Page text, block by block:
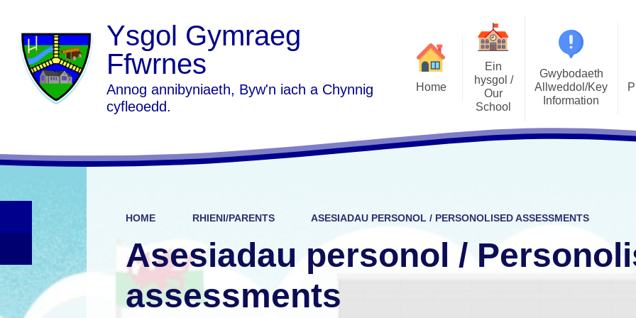
Ysgol Gymraeg
Ffwrnes
Annog annibyniaeth, Byw'n iach a Chynnig
cyfleoedd.
Home
Ein
hysgol /
Our
School
Croeso/Welcome
and Vision
Gwybodaeth
Allweddol/Key
Information
Cwricwlwm i Gymru /
Curriculum for Wales
Llywodraethwyr / Governors
Llais y
Gwersi Addysg
HOME RHIENI/PARENTS ASESIADAU PERSONOL / PERSONOLISED ASSESSMENTS
Asesiadau personol /
assessments